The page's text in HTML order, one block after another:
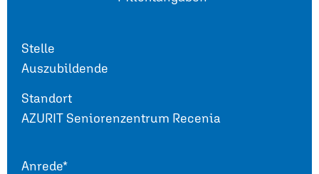
Stelle
Auszubildende
Standort
AZURIT Seniorenzentrum Recenia
Anrede*